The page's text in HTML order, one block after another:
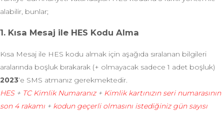
alabilir, bunlar;
1. Kısa Mesaj ile HES Kodu Alma
Kısa Mesaj ile HES kodu almak için aşağıda sıralanan bilgileri
aralarında boşluk bırakarak (+ olmayacak sadece 1 adet boşluk)
2023‘e SMS atmanız gerekmektedir.
HES+ TC Kimlik Numaranız+ Kimlik kartınızın seri numarasının
son 4 rakamı + kodun geçerli olmasını istediğiniz gün sayısı